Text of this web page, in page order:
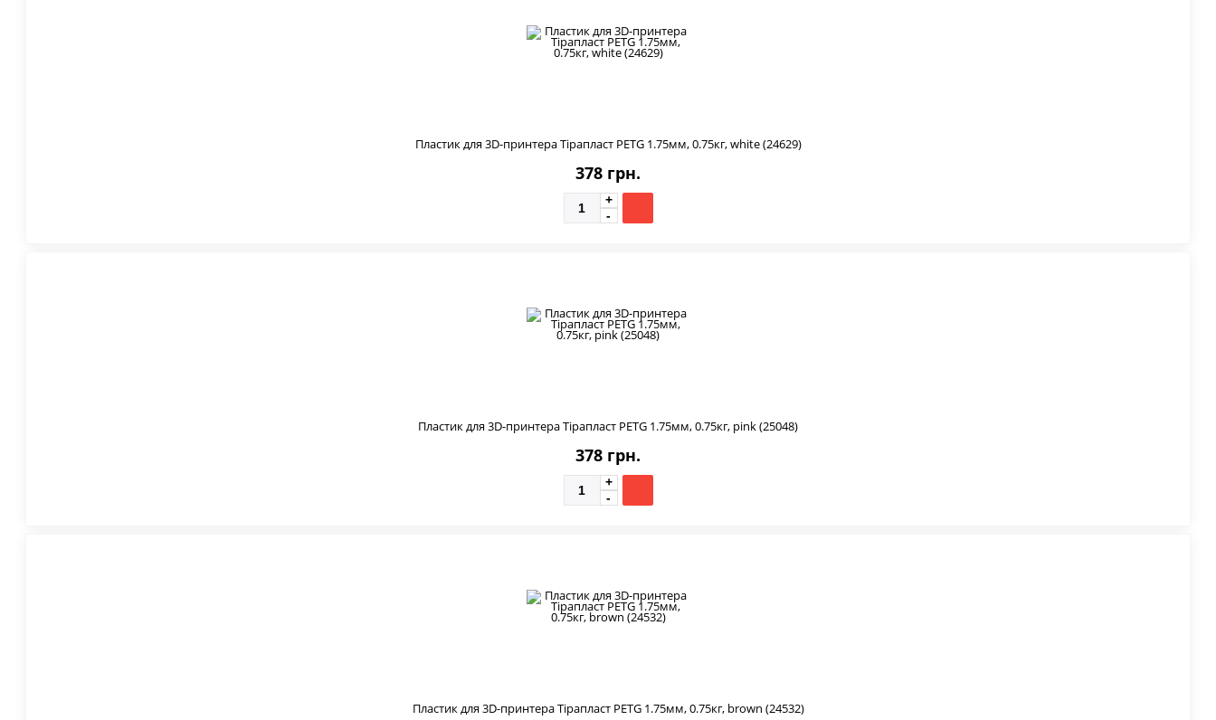
Пластик для 3D-принтера Тірапласт PETG 1.75мм, 0.75кг, white (24629)
378 грн.
Пластик для 3D-принтера Тірапласт PETG 1.75мм, 0.75кг, pink (25048)
378 грн.
Пластик для 3D-принтера Тірапласт PETG 1.75мм, 0.75кг, brown (24532)